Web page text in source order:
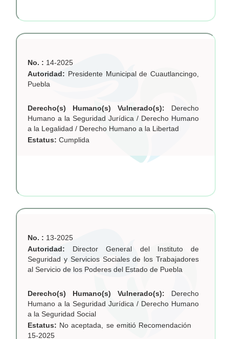
No. : 14-2025
Autoridad: Presidente Municipal de Cuautlancingo,
Puebla
Derecho(s) Humano(s) Vulnerado(s): Derecho
Humano a la Seguridad Jurídica / Derecho Humano
a la Legalidad / Derecho Humano a la Libertad
Estatus: Cumplida
No. : 13-2025
Autoridad: Director General del Instituto de
Seguridad y Servicios Sociales de los Trabajadores
al Servicio de los Poderes del Estado de Puebla
Derecho(s) Humano(s) Vulnerado(s): Derecho
Humano a la Seguridad Jurídica / Derecho Humano
a la Seguridad Social
Estatus: No aceptada, se emitió Recomendación
15-2025